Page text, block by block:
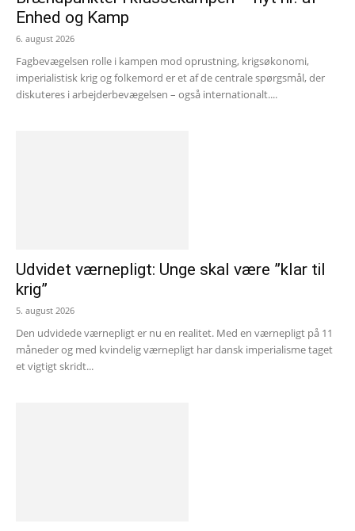
Enhed og Kamp
6. august 2026
Fagbevægelsen rolle i kampen mod oprustning, krigsøkonomi,
imperialistisk krig og folkemord er et af de centrale spørgsmål, der
diskuteres i arbejderbevægelsen – også internationalt....
Udvidet værnepligt: Unge skal være ”klar til
krig”
5. august 2026
Den udvidede værnepligt er nu en realitet. Med en værnepligt på 11
måneder og med kvindelig værnepligt har dansk imperialisme taget
et vigtigt skridt...